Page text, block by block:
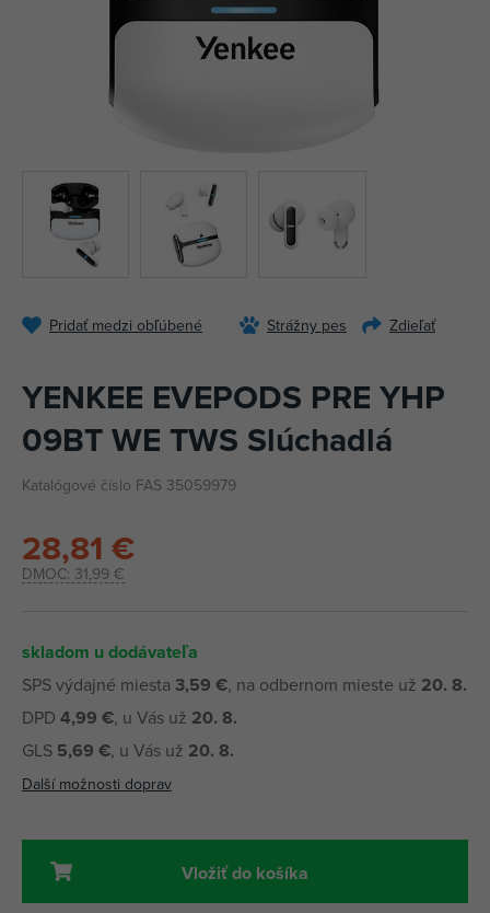
Pridať medzi obľúbené Strážny pes Zdieľať
YENKEE EVEPODS PRE YHP
09BT WE TWS Slúchadlá
Katalógové číslo FAS 35059979
DMOC: 31,99 €
28,81 €
skladom u dodávateľa
SPS výdajné miesta 3,59 €, na odbernom mieste už 20. 8.
DPD 4,99 €, u Vás už 20. 8.
GLS 5,69 €, u Vás už 20. 8.
Další možnosti doprav
Vložiť do košíka